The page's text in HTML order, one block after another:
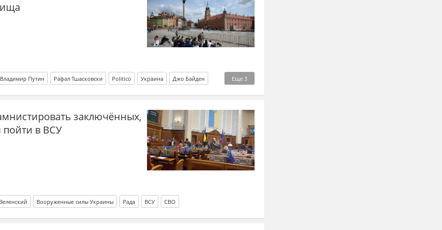
Еще 3
Владимир Путин Рафал Тшасковски Politico Украина Джо Байден
заключённых,
пойти в ВСУ
Вооруженные силы Украины Рада ВСУ СВО